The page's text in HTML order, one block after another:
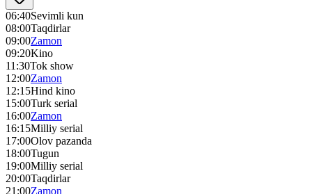
06:40Sevimli kun
08:00Taqdirlar
09:00Zamon
09:20Kino
11:30Tok show
12:00Zamon
12:15Hind kino
15:00Turk serial
16:00Zamon
16:15Milliy serial
17:00Olov pazanda
18:00Tugun
19:00Milliy serial
20:00Taqdirlar
21:00Zamon